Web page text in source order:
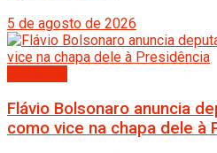
5 de agosto de 2026
Flávio Bolsonaro anuncia
como vice na chapa dele à